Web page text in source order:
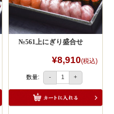
№561上にぎり盛合せ
¥8,910(税込)
数量: - +